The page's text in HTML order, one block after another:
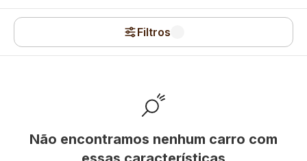
Filtros
Não encontramos nenhum carro com